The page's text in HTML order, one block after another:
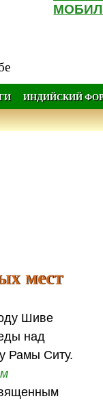
ИНДИЙСКИЙ
мест
Шиве
над
Рамы Ситу.